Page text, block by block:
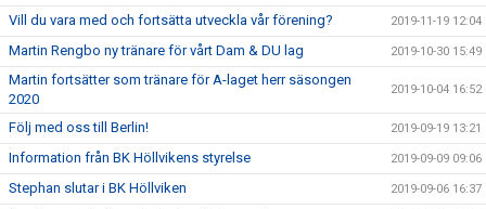
Vill du vara med och fortsätta utveckla vår förening? 2019-11-19 12:04
Martin Rengbo ny tränare för vårt Dam & DU lag 2019-10-30 15:49
Martin fortsätter som tränare för A-laget herr säsongen
2020
2019-10-04 16:52
Följ med oss till Berlin! 2019-09-19 13:21
Information från BK Höllvikens styrelse 2019-09-09 09:06
Stephan slutar i BK Höllviken 2019-09-06 16:37